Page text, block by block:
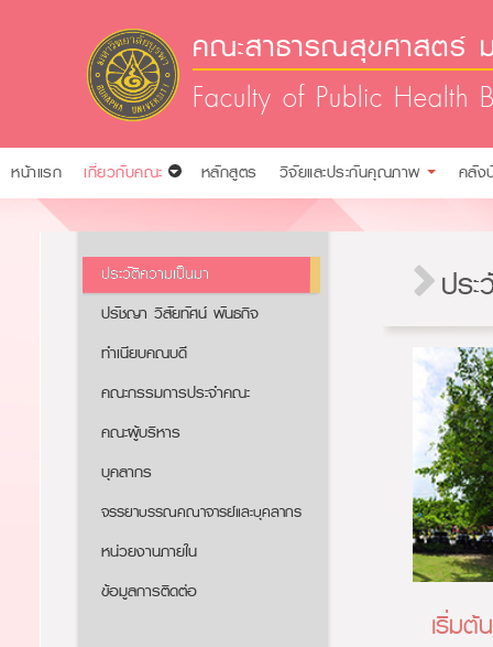
คณะสาธารณสุขศาสตร์
Faculty of Public Health
หน้าแรก เกี่ยวกับคณะ หลักสูตร วิจัยและประกันคุณภาพ คลั
ประวัติความเป็นมา
ปรัชญา วิสัยทัศน์ พันธกิจ
ทำเนียบคณบดี
คณะกรรมการประจำคณะ
คณะผู้บริหาร
บุคลากร
จรรยาบรรณคณาจารย์และบุคลากร
หน่วยงานภายใน
ข้อมูลการติดต่อ
ปร
เริ่ม